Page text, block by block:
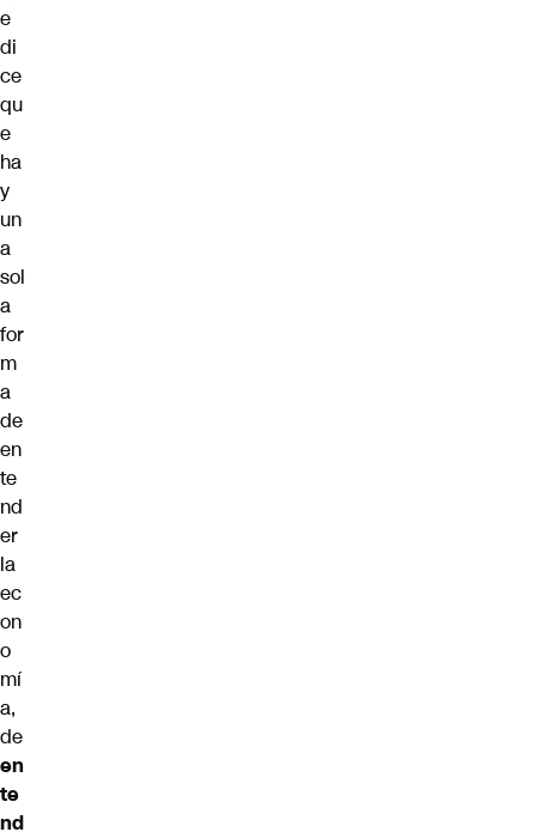
e
di
ce
qu
e
ha
y
un
a
sol
a
for
m
a
de
en
te
nd
er
la
ec
on
o
mí
a,
de
en
te
nd